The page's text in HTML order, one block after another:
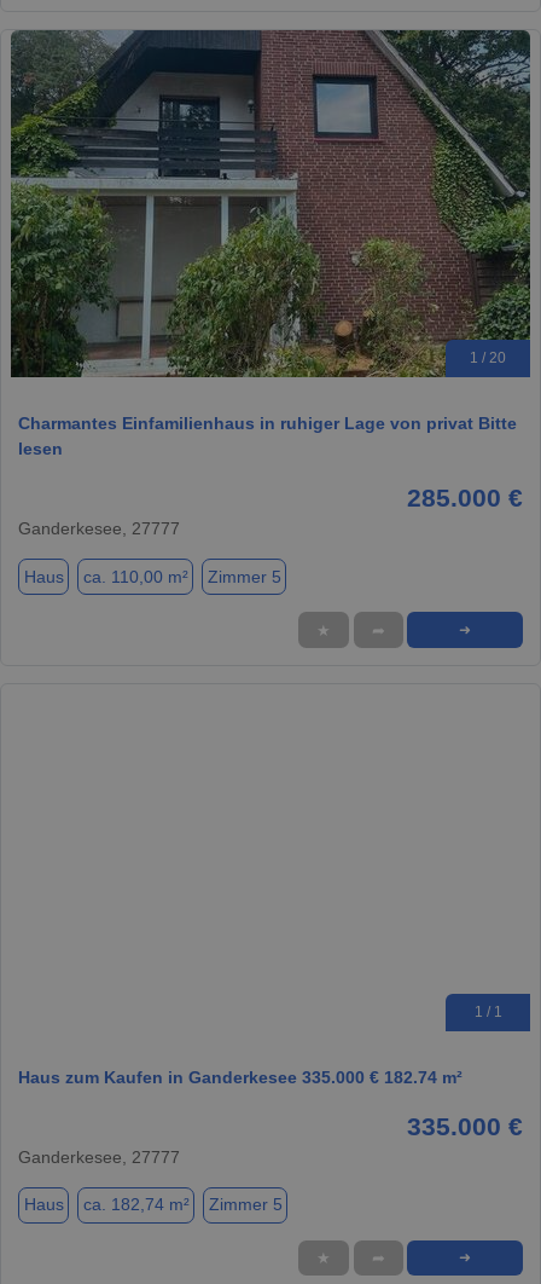
1 / 20
Charmantes Einfamilienhaus in ruhiger Lage von privat Bitte
lesen
285.000 €
Ganderkesee, 27777
Haus ca. 110,00 m² Zimmer 5
★ ➦ ➜
1 / 1
Haus zum Kaufen in Ganderkesee 335.000 € 182.74 m²
335.000 €
Ganderkesee, 27777
Haus ca. 182,74 m² Zimmer 5
★ ➦ ➜